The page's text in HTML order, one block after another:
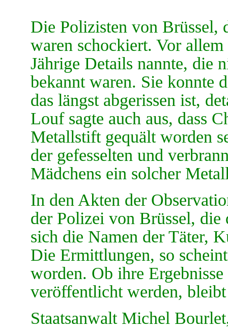
Die Polizisten von Brüssel,
waren schockiert. Vor
Jährige Details nannte, die
bekannt waren. Sie konnte
das längst abgerissen ist,
Louf sagte auch aus, dass
Metallstift gequält worden
der gefesselten und
Mädchens ein solcher
In den Akten der
der Polizei von Brüssel,
sich die Namen der Täter,
Die Ermittlungen, so
worden. Ob ihre
veröffentlicht werden,
Staatsanwalt Michel